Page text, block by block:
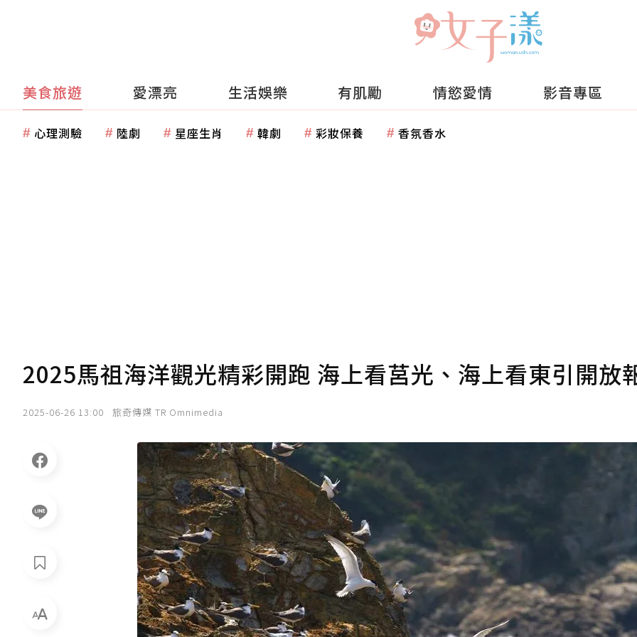
美食旅遊 愛漂亮 生活娛樂 有肌勵 情慾愛情 影音專區
心理測驗 陸劇 星座生肖 韓劇 彩妝保養 香氛香水
2025馬祖海洋觀光精彩開跑 海上看莒光、海上看東引開放
2025-06-26 13:00 旅奇傳媒 TR Omnimedia